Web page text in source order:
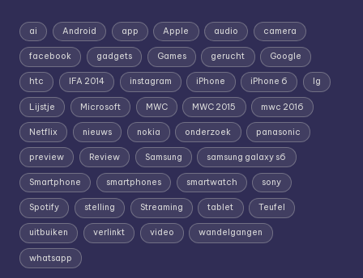
ai Android app Apple audio camera
facebook gadgets Games gerucht Google
htc IFA 2014 instagram iPhone iPhone 6 lg
Lijstje Microsoft MWC MWC 2015 mwc 2016
Netflix nieuws nokia onderzoek panasonic
preview Review Samsung samsung galaxy s6
Smartphone smartphones smartwatch sony
Spotify stelling Streaming tablet Teufel
uitbuiken verlinkt video wandelgangen
whatsapp